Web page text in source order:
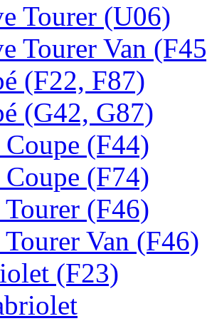
Tourer (U06)
Tourer Van
(F22, F87)
(G42, G87)
(F44)
(F74)
(F46)
Van (F46)
(F23)